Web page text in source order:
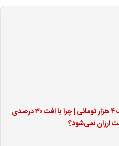
ماجرای جهش میلیونی قیمت گوشت ۴ هزار تومانی | چرا با افت ۳۰ درصدی
ارزان نمی‌شود؟